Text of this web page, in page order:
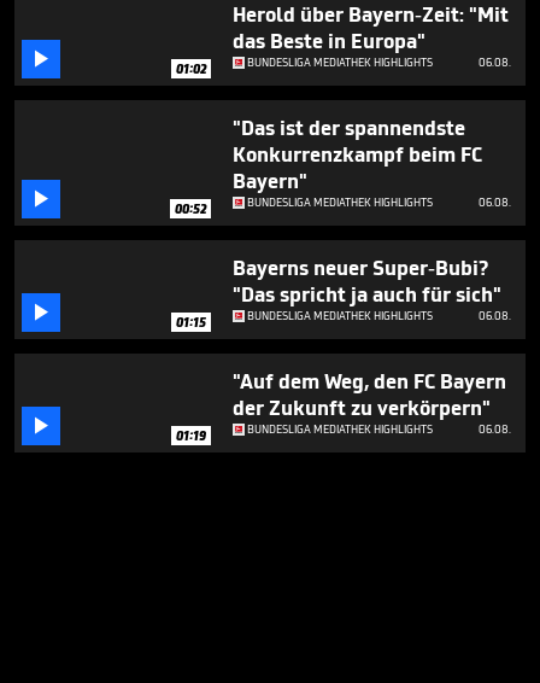
 01:02
Herold über Bayern-Zeit: "Mit
das Beste in Europa"
BUNDESLIGA MEDIATHEK HIGHLIGHTS 06.08.
 00:52
"Das ist der spannendste
Konkurrenzkampf beim FC
Bayern"
BUNDESLIGA MEDIATHEK HIGHLIGHTS 06.08.
 01:15
Bayerns neuer Super-Bubi?
"Das spricht ja auch für sich"
BUNDESLIGA MEDIATHEK HIGHLIGHTS 06.08.
 01:19
"Auf dem Weg, den FC Bayern
der Zukunft zu verkörpern"
BUNDESLIGA MEDIATHEK HIGHLIGHTS 06.08.